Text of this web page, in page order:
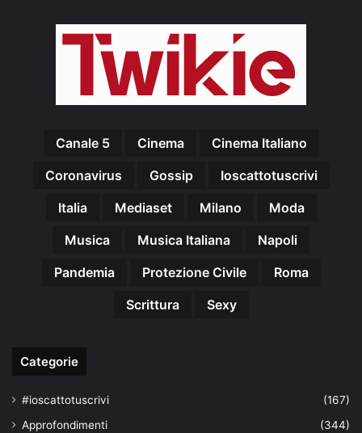
Canale 5 Cinema
Cinema Italiano
Coronavirus
Gossip
Ioscattotuscrivi
Italia
Mediaset Milano
Moda
Musica
Musica Italiana
Napoli
Pandemia
Protezione Civile
Roma
Scrittura
Sexy
Categorie
#ioscattotuscrivi
(167)
Approfondimenti
(344)